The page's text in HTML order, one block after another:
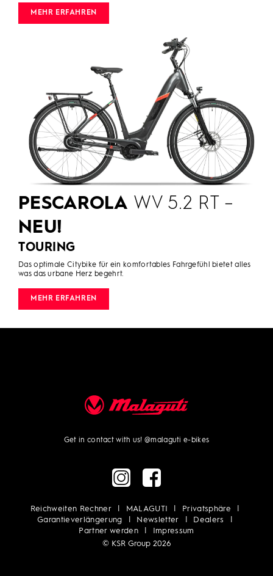
MEHR ERFAHREN
PESCAROLA WV 5.2 RT –
NEU!
TOURING
Das optimale Citybike für ein komfortables Fahrgefühl bietet alles
was das urbane Herz begehrt.
MEHR ERFAHREN
Get in contact with us!@malaguti e-bikes
Reichweiten Rechner MALAGUTI
Privatsphäre
Garantieverlängerung
Newsletter
Dealers
Partner werden
Impressum
© KSR Group 2026